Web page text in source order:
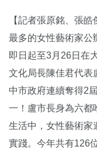
【記者張原銘、張
最多的女性藝術家公
即日起至3月26日在
文化局長陳佳君代表
中市政府連續奪得2
一！ 盧市長身為六都
生活中， 女性藝術家
實踐。今年共有126